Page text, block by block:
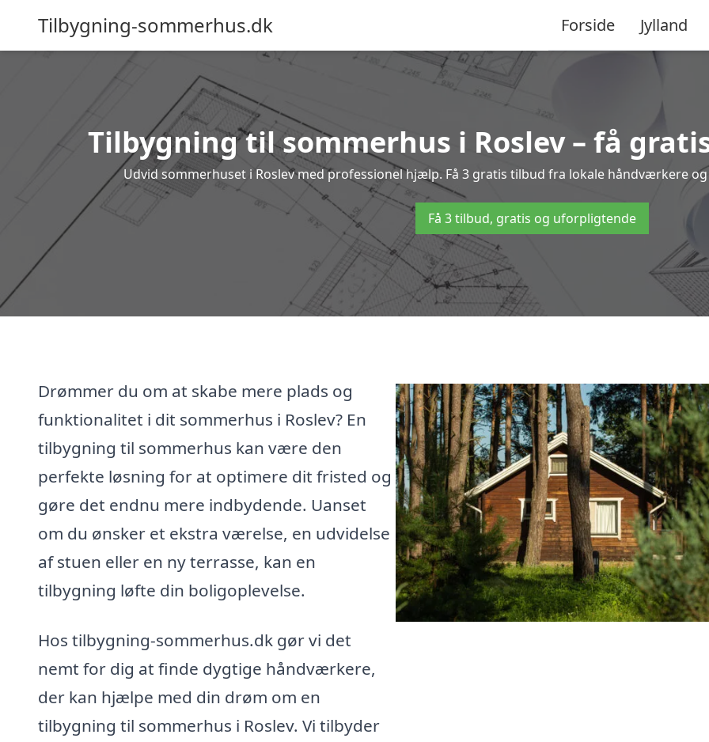
Tilbygning-sommerhus.dk Forside Jylland
Tilbygning til sommerhus i Roslev – få
Udvid sommerhuset i Roslev med professionel hjælp. Få 3 gratis tilbud fra lokale håndværkere
Få 3 tilbud, gratis og uforpligtende
Drømmer du om at skabe mere plads og
funktionalitet i dit sommerhus i Roslev? En
tilbygning til sommerhus kan være den
perfekte løsning for at optimere dit fristed og
gøre det endnu mere indbydende. Uanset
om du ønsker et ekstra værelse, en udvidelse
af stuen eller en ny terrasse, kan en
tilbygning løfte din boligoplevelse.
Hos tilbygning-sommerhus.dk gør vi det
nemt for dig at finde dygtige håndværkere,
der kan hjælpe med din drøm om en
tilbygning til sommerhus i Roslev. Vi tilbyder